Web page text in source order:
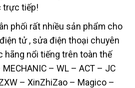
trực tiếp!
phối rất nhiều sản phẩm cho
tử , sửa điện thoại chuyên
hãng nổi tiếng trên toàn thế
– WL – ACT – JC
– XinZhiZao – Magico –